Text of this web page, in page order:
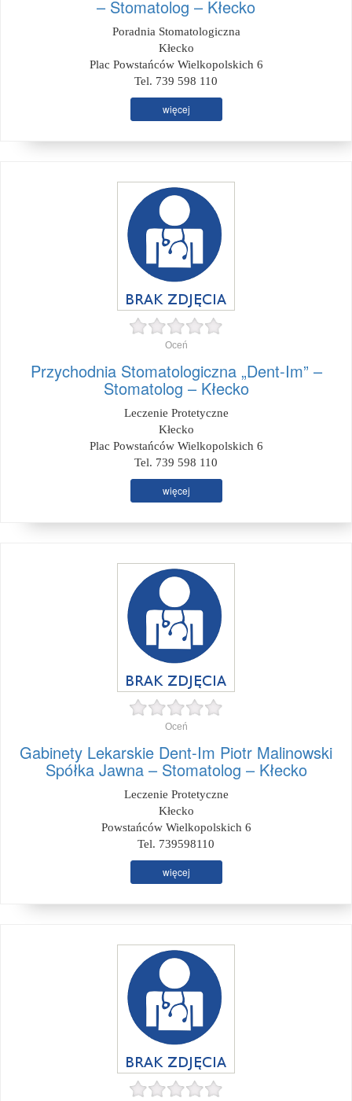
– Stomatolog – Kłecko
Poradnia Stomatologiczna
Kłecko
Plac Powstańców Wielkopolskich 6
Tel. 739 598 110
więcej
Oceń
Przychodnia Stomatologiczna „Dent-Im” –
Stomatolog – Kłecko
Leczenie Protetyczne
Kłecko
Plac Powstańców Wielkopolskich 6
Tel. 739 598 110
więcej
Oceń
Gabinety Lekarskie Dent-Im Piotr Malinowski
Spółka Jawna – Stomatolog – Kłecko
Leczenie Protetyczne
Kłecko
Powstańców Wielkopolskich 6
Tel. 739598110
więcej